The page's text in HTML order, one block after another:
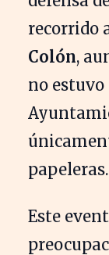
recorrido
Colón,
no estuvo
papeleras.
Este